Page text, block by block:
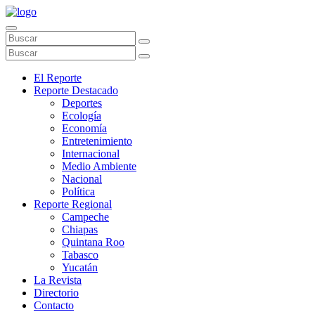
El Reporte
Reporte Destacado
Deportes
Ecología
Economía
Entretenimiento
Internacional
Medio Ambiente
Nacional
Política
Reporte Regional
Campeche
Chiapas
Quintana Roo
Tabasco
Yucatán
La Revista
Directorio
Contacto